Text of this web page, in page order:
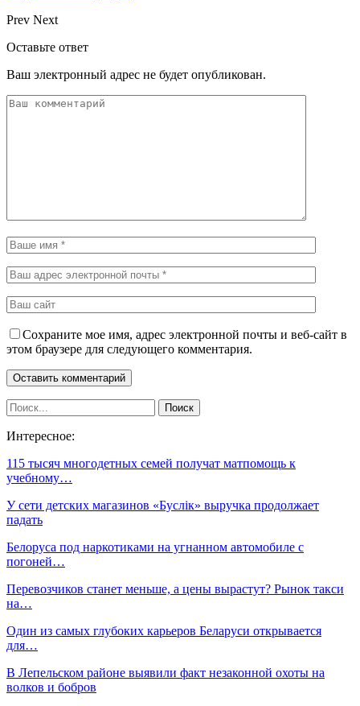
Prev Next
Оставьте ответ
Ваш электронный адрес не будет опубликован.
Сохраните мое имя, адрес электронной почты и веб-сайт в
этом браузере для следующего комментария.
Интересное:
115 тысяч многодетных семей получат матпомощь к
учебному…
У сети детских магазинов «Буслiк» выручка продолжает
падать
Белоруса под наркотиками на угнанном автомобиле с
погоней…
Перевозчиков станет меньше, а цены вырастут? Рынок такси
на…
Один из самых глубоких карьеров Беларуси открывается
для…
В Лепельском районе выявили факт незаконной охоты на
волков и бобров